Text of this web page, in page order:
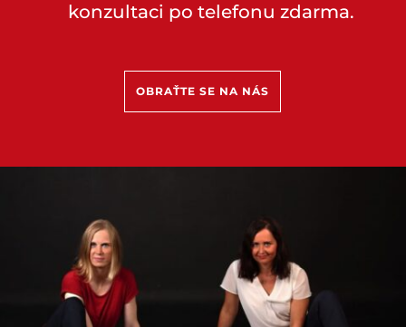
konzultaci po telefonu zdarma.
OBRAŤTE SE NA NÁS